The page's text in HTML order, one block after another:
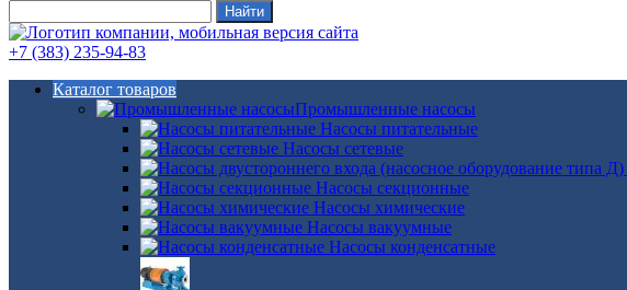
+7 (383) 235-94-83
Каталог товаров
Промышленные насосы
Насосы питательные
Насосы сетевые
Насосы секционные
Насосы химические
Насосы вакуумные
Насосы конденсатные